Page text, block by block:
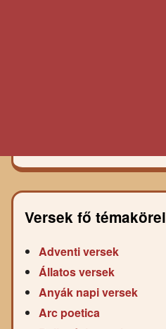
Versek fő témakörei
Adventi versek
Állatos versek
Anyák napi versek
Arc poetica